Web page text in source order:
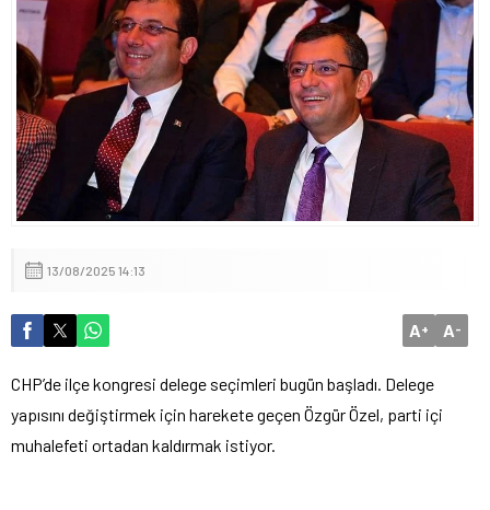
İp Cephesinden Görüntü Provokasyonu vekilin MHP Lideri
Devlet Bahçeli hazımsızlığı komisyonu gerdi!
13/08/2025 14:13
A+ A-
CHP’de ilçe kongresi delege seçimleri bugün başladı. Delege
yapısını değiştirmek için harekete geçen Özgür Özel, parti içi
muhalefeti ortadan kaldırmak istiyor.